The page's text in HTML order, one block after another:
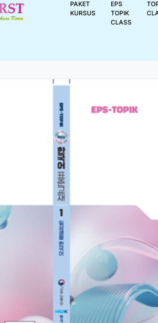
PAKET
KURSUS
EPS
TOPIK
CLASS